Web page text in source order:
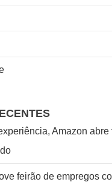
Amazon
feirão de empregos